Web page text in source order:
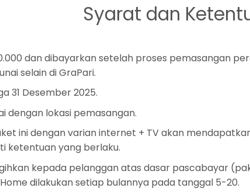
Syarat dan
dan dibayarkan setelah proses pemasangan
selain di GraPari.
31 Desember 2025.
dengan lokasi pemasangan.
ini dengan varian internet + TV akan
ketentuan yang berlaku.
kepada pelanggan atas dasar pascabayar
dilakukan setiap bulannya pada tanggal 5-20.